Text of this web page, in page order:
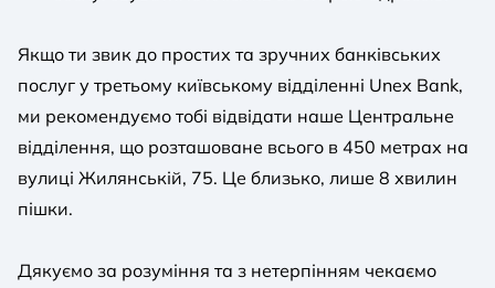
Якщо ти звик до простих та зручних банківських
послуг у третьому київському відділенні Unex Bank,
ми рекомендуємо тобі відвідати наше Центральне
відділення, що розташоване всього в 450 метрах на
вулиці Жилянській, 75. Це близько, лише 8 хвилин
пішки.
Дякуємо за розуміння та з нетерпінням чекаємо